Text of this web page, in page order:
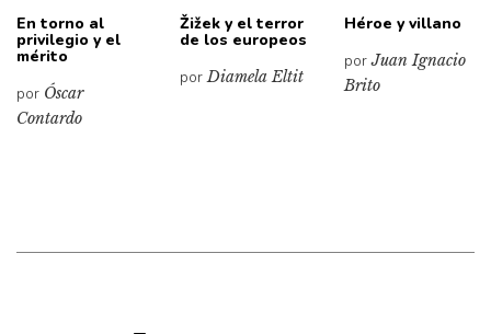
En torno al
privilegio y el
mérito
por Óscar
Contardo
Žižek y el terror
de los europeos
porDiamela Eltit
Héroe y villano
porJuan Ignacio
Brito